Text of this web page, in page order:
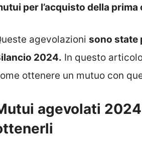
per l’acquisto della prima
agevolazioni sono state
2024. In questo
ottenere un mutuo con
agevolati